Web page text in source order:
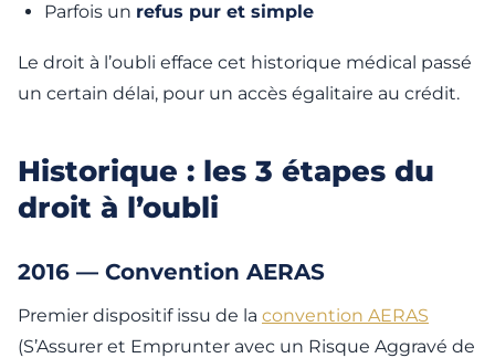
Parfois un refus pur et simple
Le droit à l’oubli efface cet historique médical passé
un certain délai, pour un accès égalitaire au crédit.
Historique : les 3 étapes du
droit à l’oubli
2016 — Convention AERAS
Premier dispositif issu de la convention AERAS
(S’Assurer et Emprunter avec un Risque Aggravé de